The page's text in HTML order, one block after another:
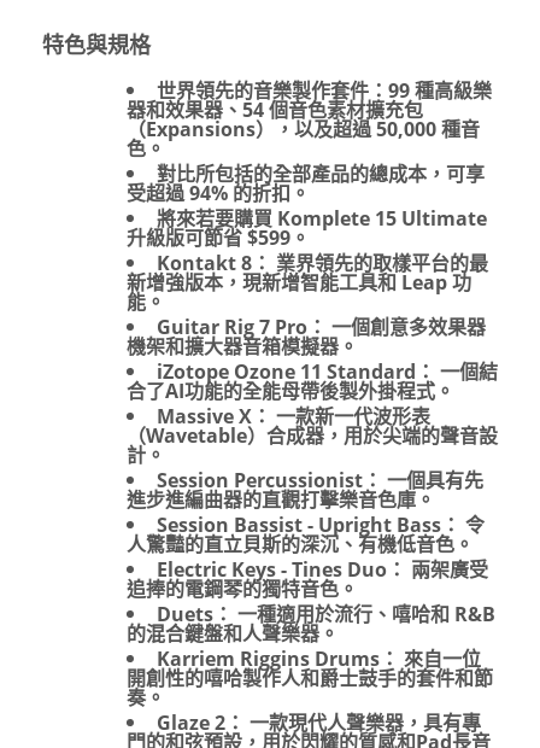
特色與規格
世界領先的音樂製作套件：99 種高級樂
器和效果器、54 個音色素材擴充包
（Expansions），以及超過 50,000 種音
色。
對比所包括的全部產品的總成本，可享
受超過 94% 的折扣。
將來若要購買 Komplete 15 Ultimate
升級版可節省 $599。
Kontakt 8： 業界領先的取樣平台的最
新增強版本，現新增智能工具和 Leap 功
能。
Guitar Rig 7 Pro： 一個創意多效果器
機架和擴大器音箱模擬器。
iZotope Ozone 11 Standard： 一個結
合了AI功能的全能母帶後製外掛程式。
Massive X： 一款新一代波形表
（Wavetable）合成器，用於尖端的聲音設
計。
Session Percussionist： 一個具有先
進步進編曲器的直觀打擊樂音色庫。
Session Bassist - Upright Bass： 令
人驚豔的直立貝斯的深沉、有機低音色。
Electric Keys - Tines Duo： 兩架廣受
追捧的電鋼琴的獨特音色。
Duets： 一種適用於流行、嘻哈和 R&B
的混合鍵盤和人聲樂器。
Karriem Riggins Drums： 來自一位
開創性的嘻哈製作人和爵士鼓手的套件和節
奏。
Glaze 2： 一款現代人聲樂器，具有專
門的和弦預設，用於閃耀的質感和Pad長音